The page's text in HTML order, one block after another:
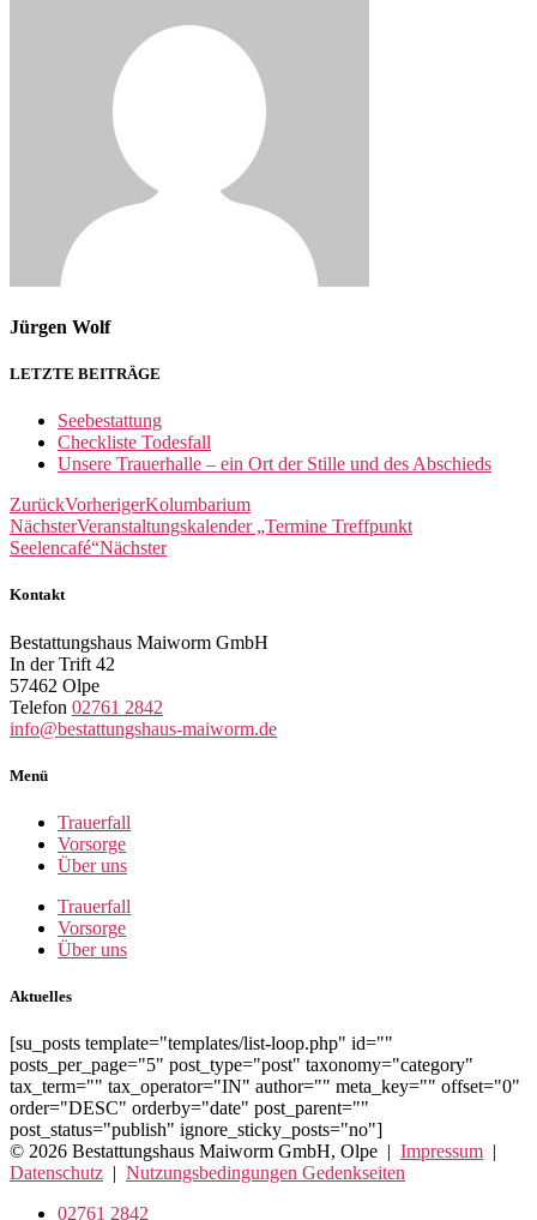
Jürgen Wolf
LETZTE BEITRÄGE
Seebestattung
Checkliste Todesfall
Unsere Trauerhalle – ein Ort der Stille und des Abschieds
ZurückVorherigerKolumbarium
NächsterVeranstaltungskalender „Termine Treffpunkt
Seelencafé“Nächster
Kontakt
Bestattungshaus Maiworm GmbH
In der Trift 42
57462 Olpe
Telefon 02761 2842
info@bestattungshaus-maiworm.de
Menü
Trauerfall
Vorsorge
Über uns
Trauerfall
Vorsorge
Über uns
Aktuelles
[su_posts template="templates/list-loop.php" id=""
posts_per_page="5" post_type="post" taxonomy="category"
tax_term="" tax_operator="IN" author="" meta_key="" offset="0"
order="DESC" orderby="date" post_parent=""
post_status="publish" ignore_sticky_posts="no"]
© 2026 Bestattungshaus Maiworm GmbH, Olpe | Impressum |
Datenschutz | Nutzungsbedingungen Gedenkseiten
02761 2842